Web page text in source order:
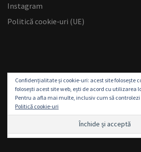
Instagram
Politică cookie-uri (UE)
Confidențialitate și cookie-uri: acest site folosește
folosești acest site web, ești de acord cu utilizarea
Pentru a afla mai multe, inclusiv cum să
Politică cookie-uri